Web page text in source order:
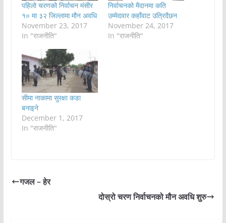
पहिलो चरणको निर्वाचन मंसीर
१० मा ३२ जिल्लामा मौन अवधि
November 23, 2017
In "राजनीति"
निर्वाचनको मैदानमा कति
उम्मेदवार कहाँवाट उत्रिदैछन
November 24, 2017
In "राजनीति"
सीमा नाकामा सुरक्षा कडा
बनाइने
December 1, 2017
In "राजनीति"
गजल – हेर
दोस्रो चरण निर्वाचनको मौन अवधि शुरु